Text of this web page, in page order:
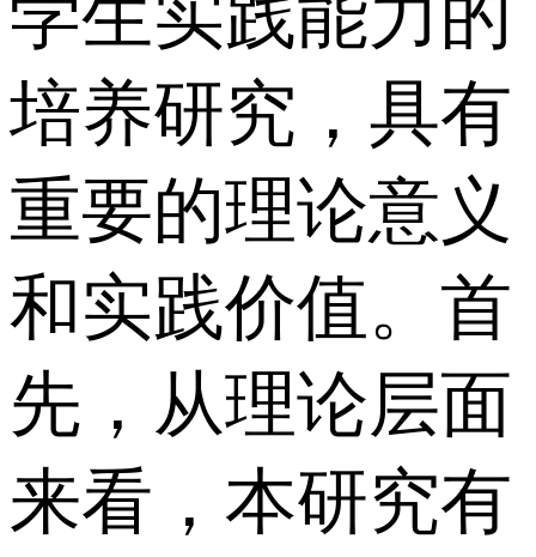
学生实践能力的
培养研究，具有
重要的理论意义
和实践价值。 首
先，从理论层面
来看，本研究有